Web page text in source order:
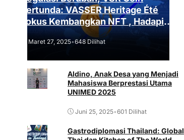
Tertunda: VASSER Heritage Été
Fokus Kembangkan NFT , Hadapi
Tantangan Regulasi!
Maret 27, 2025•648 Dilihat
Aldino, Anak Desa yang Menjadi
Mahasiswa Berprestasi Utama
UNIMED 2025
Juni 25, 2025•601 Dilihat
Gastrodiplomasi Thailand: Global